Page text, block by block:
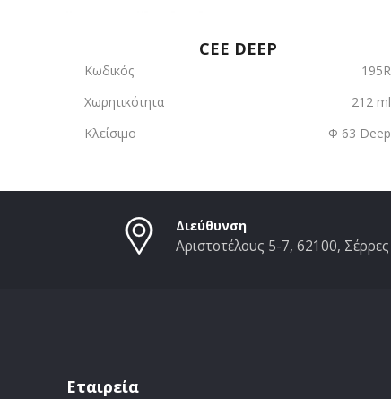
CEE DEEP
Κωδικός
195R
Χωρητικότητα
212 ml
Κλείσιμο
Φ 63 Deep
Διεύθυνση
Αριστοτέλους 5-7, 62100, Σέρρες
Εταιρεία